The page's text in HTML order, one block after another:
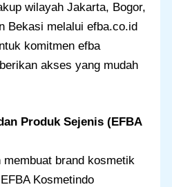
wilayah Jakarta, Bogor,
Bekasi melalui efba.co.id
komitmen efba
akses yang mudah
Produk Sejenis (EFBA
membuat brand kosmetik
Kosmetindo